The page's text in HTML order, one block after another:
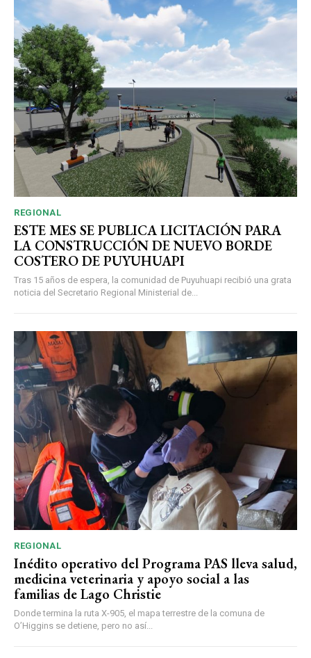
REGIONAL
ESTE MES SE PUBLICA LICITACIÓN PARA
LA CONSTRUCCIÓN DE NUEVO BORDE
COSTERO DE PUYUHUAPI
Tras 15 años de espera, la comunidad de Puyuhuapi recibió una grata
noticia del Secretario Regional Ministerial de...
REGIONAL
Inédito operativo del Programa PAS lleva salud,
medicina veterinaria y apoyo social a las
familias de Lago Christie
Donde termina la ruta X-905, el mapa terrestre de la comuna de
O’Higgins se detiene, pero no así...